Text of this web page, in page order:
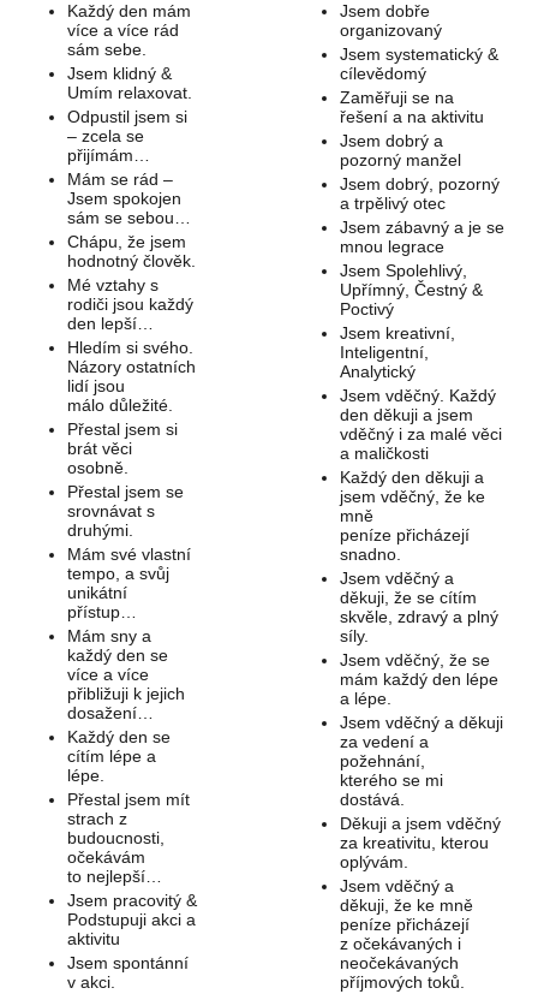
Každý den mám
více a více rád
sám sebe.
Jsem klidný &
Umím relaxovat.
Odpustil jsem si
– zcela se
přijímám…
Mám se rád –
Jsem spokojen
sám se sebou…
Chápu, že jsem
hodnotný člověk.
Mé vztahy s
rodiči jsou každý
den lepší…
Hledím si svého.
Názory ostatních
lidí jsou
málo důležité.
Přestal jsem si
brát věci
osobně.
Přestal jsem se
srovnávat s
druhými.
Mám své vlastní
tempo, a svůj
unikátní
přístup…
Mám sny a
každý den se
více a více
přibližuji k jejich
dosažení…
Každý den se
cítím lépe a
lépe.
Přestal jsem mít
strach z
budoucnosti,
očekávám
to nejlepší…
Jsem pracovitý &
Podstupuji akci a
aktivitu
Jsem spontánní
v akci.
Jsem dobře
organizovaný
Jsem systematický &
cílevědomý
Zaměřuji se na
řešení a na aktivitu
Jsem dobrý a
pozorný manžel
Jsem dobrý, pozorný
a trpělivý otec
Jsem zábavný a je se
mnou legrace
Jsem Spolehlivý,
Upřímný, Čestný &
Poctivý
Jsem kreativní,
Inteligentní,
Analytický
Jsem vděčný. Každý
den děkuji a jsem
vděčný i za malé věci
a maličkosti
Každý den děkuji a
jsem vděčný, že ke
mně
peníze přicházejí
snadno.
Jsem vděčný a
děkuji, že se cítím
skvěle, zdravý a plný
síly.
Jsem vděčný, že se
mám každý den lépe
a lépe.
Jsem vděčný a děkuji
za vedení a
požehnání,
kterého se mi
dostává.
Děkuji a jsem vděčný
za kreativitu, kterou
oplývám.
Jsem vděčný a
děkuji, že ke mně
peníze přicházejí
z očekávaných i
neočekávaných
příjmových toků.